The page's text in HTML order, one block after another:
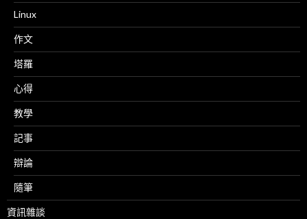
Linux
作文
塔羅
心得
教學
記事
辯論
隨筆
資訊雜談